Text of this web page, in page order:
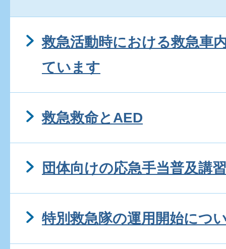
救急活動時における救急車
ています
救急救命とAED
団体向けの応急手当普及講
特別救急隊の運用開始につ